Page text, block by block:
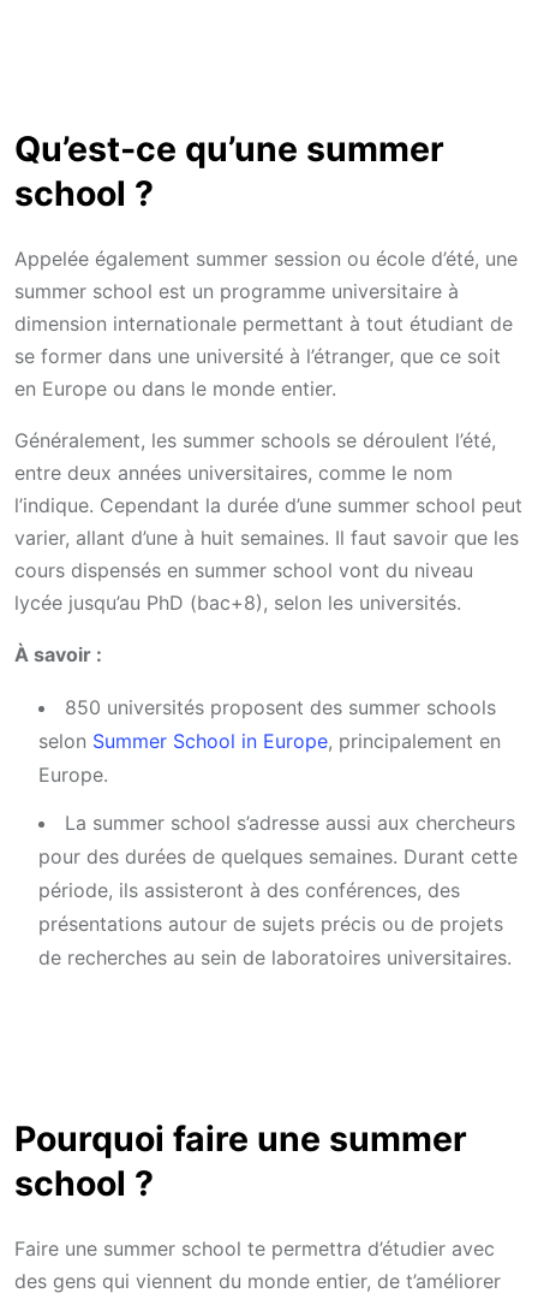
Qu’est-ce qu’une summer
school ?
Appelée également summer session ou école d’été, une
summer school est un programme universitaire à
dimension internationale permettant à tout étudiant de
se former dans une université à l’étranger, que ce soit
en Europe ou dans le monde entier.
Généralement, les summer schools se déroulent l’été,
entre deux années universitaires, comme le nom
l’indique. Cependant la durée d’une summer school peut
varier, allant d’une à huit semaines. Il faut savoir que les
cours dispensés en summer school vont du niveau
lycée jusqu’au PhD (bac+8), selon les universités.
À savoir :
850 universités proposent des summer schools
selon Summer School in Europe, principalement en
Europe.
La summer school s’adresse aussi aux chercheurs
pour des durées de quelques semaines. Durant cette
période, ils assisteront à des conférences, des
présentations autour de sujets précis ou de projets
de recherches au sein de laboratoires universitaires.
Pourquoi faire une summer
school ?
Faire une summer school te permettra d’étudier avec
des gens qui viennent du monde entier, de t’améliorer